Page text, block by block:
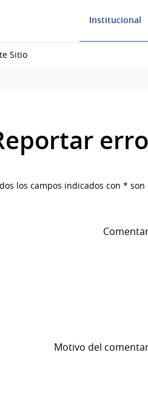
Institucional
Sitio
los campos indicados con *
Motivo del